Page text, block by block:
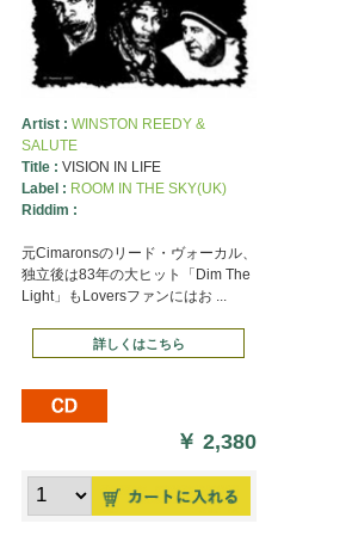
Artist : WINSTON REEDY &
SALUTE
Title : VISION IN LIFE
Label : ROOM IN THE SKY(UK)
Riddim :
元Cimaronsのリード・ヴォーカル、
独立後は83年の大ヒット「Dim The
Light」もLoversファンにはお ...
詳しくはこちら
￥2,380